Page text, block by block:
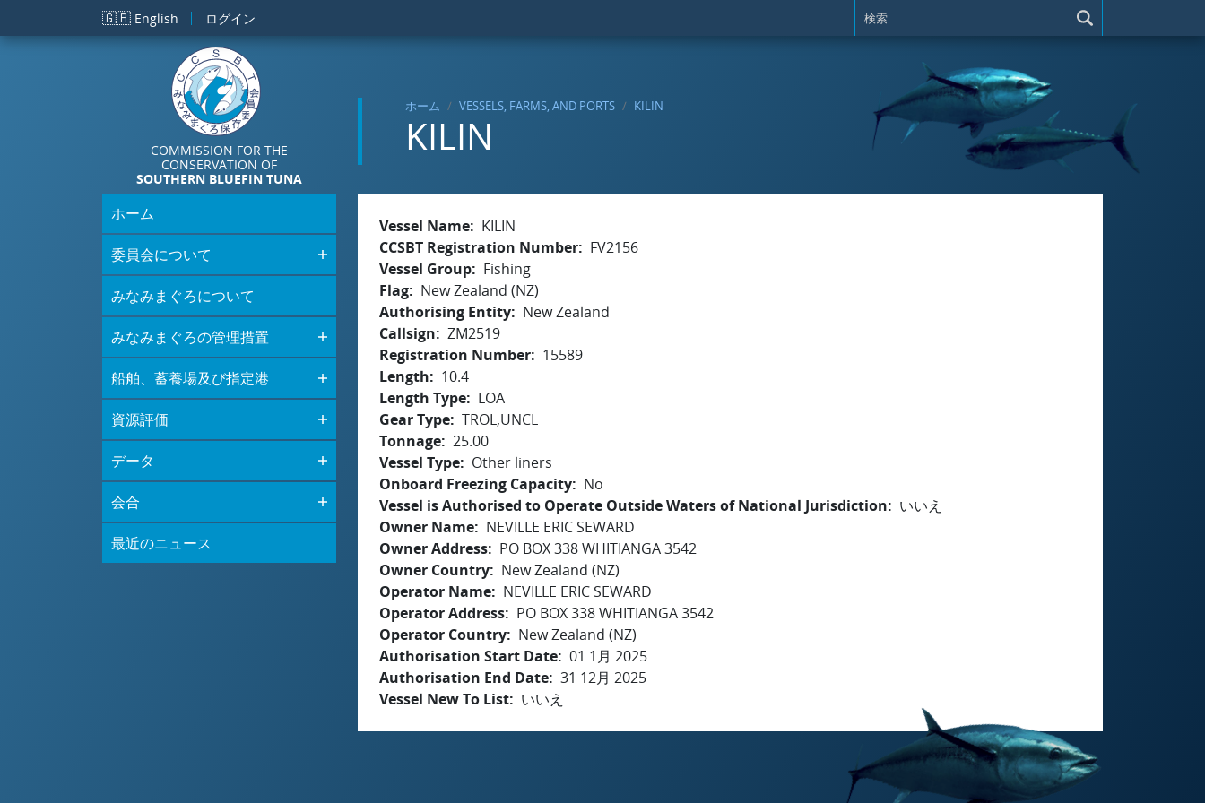
メインコンテンツに移動
🇬🇧 English ログイン
COMMISSION FOR THE
CONSERVATION OF
SOUTHERN BLUEFIN TUNA
ホーム VESSELS, FARMS, AND PORTS KILIN
KILIN
ホーム
委員会について
みなみまぐろについて
みなみまぐろの管理措置
船舶、蓄養場及び指定港
資源評価
データ
会合
最近のニュース
Vessel Name
KILIN
CCSBT Registration Number
FV2156
Vessel Group
Fishing
Flag
New Zealand (NZ)
Authorising Entity
New Zealand
Callsign
ZM2519
Registration Number
15589
Length
10.4
Length Type
LOA
Gear Type TROL,UNCL
Tonnage 25.00
Vessel Type
Other liners
Onboard Freezing Capacity
No
Vessel is Authorised to Operate Outside Waters of National Jurisdiction
いいえ
Owner Name
NEVILLE ERIC SEWARD
Owner Address
PO BOX 338 WHITIANGA 3542
Owner Country
New Zealand (NZ)
Operator Name
NEVILLE ERIC SEWARD
Operator Address
PO BOX 338 WHITIANGA 3542
Operator Country
New Zealand (NZ)
Authorisation Start Date 01 1月 2025
Authorisation End Date 31 12月 2025
Vessel New To List
いいえ